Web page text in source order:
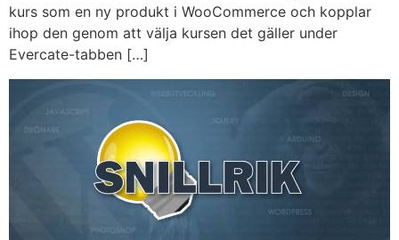
kurs som en ny produkt i WooCommerce och kopplar
ihop den genom att välja kursen det gäller under
Evercate-tabben […]